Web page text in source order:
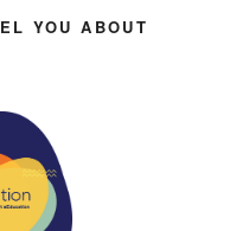
YOU ABOUT